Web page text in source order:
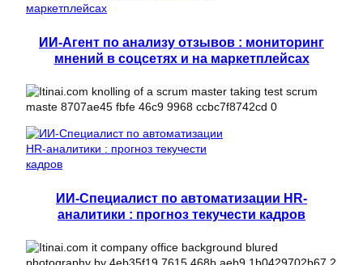
ИИ-Агент по анализу отзывов : мониторинг
мнений в соцсетях и на маркетплейсах
ИИ-Специалист по автоматизации HR-
аналитики : прогноз текучести кадров